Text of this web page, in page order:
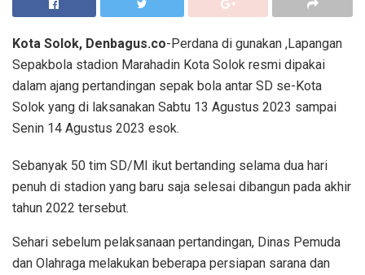
Kota Solok, Denbagus.co-Perdana di gunakan ,Lapangan
Sepakbola stadion Marahadin Kota Solok resmi dipakai
dalam ajang pertandingan sepak bola antar SD se-Kota
Solok yang di laksanakan Sabtu 13 Agustus 2023 sampai
Senin 14 Agustus 2023 esok.
Sebanyak 50 tim SD/MI ikut bertanding selama dua hari
penuh di stadion yang baru saja selesai dibangun pada akhir
tahun 2022 tersebut.
Sehari sebelum pelaksanaan pertandingan, Dinas Pemuda
dan Olahraga melakukan beberapa persiapan sarana dan